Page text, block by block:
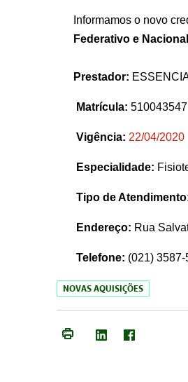
Informamos o novo
Federativo e Nacional
Prestador:
Matrícula: 510043547
Vigência: 22/04/2020
Especialidade:
Tipo de
Endereço: Rua
Telefone: (021) 3587-
NOVAS AQUISIÇÕES